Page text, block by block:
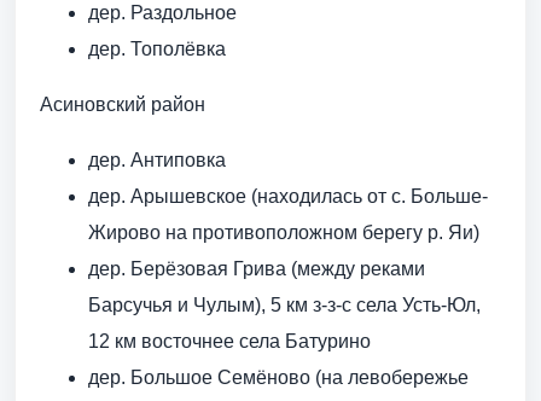
дер. Раздольное
дер. Тополёвка
Асиновский район
дер. Антиповка
дер. Арышевское (находилась от с. Больше-
Жирово на противоположном берегу р. Яи)
дер. Берёзовая Грива (между реками
Барсучья и Чулым), 5 км з-з-с села Усть-Юл,
12 км восточнее села Батурино
дер. Большое Семёново (на левобережье